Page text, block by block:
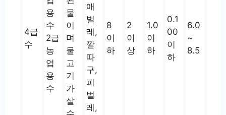
4급
수
용
수
2급
농
업
용
수
물
이
며
물
고
기
가
살
애
벌
레,
깔
따
구,
피
벌
레,
8
이
하
2
이
상
1.0
이
하
0.1
00
이
하
6.0
~
8.5